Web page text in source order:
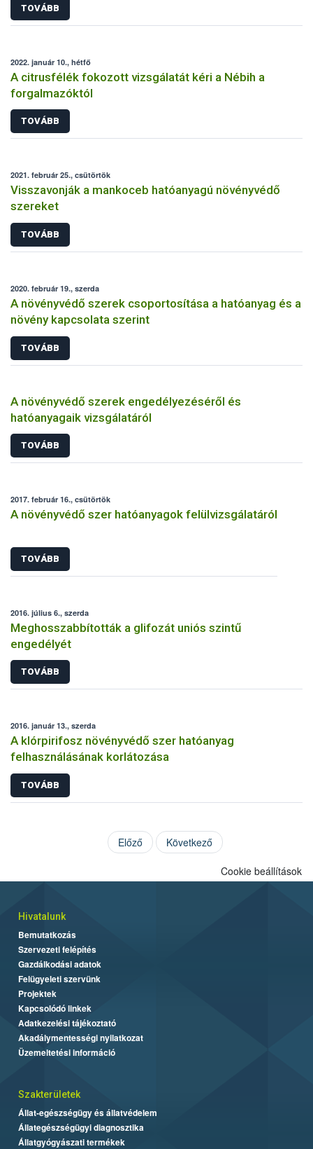
TOVÁBB
2022. január 10., hétfő
A citrusfélék fokozott vizsgálatát kéri a Nébih a
forgalmazóktól
TOVÁBB
2021. február 25., csütörtök
Visszavonják a mankoceb hatóanyagú növényvédő
szereket
TOVÁBB
2020. február 19., szerda
A növényvédő szerek csoportosítása a hatóanyag és a
növény kapcsolata szerint
TOVÁBB
A növényvédő szerek engedélyezéséről és
hatóanyagaik vizsgálatáról
TOVÁBB
2017. február 16., csütörtök
A növényvédő szer hatóanyagok felülvizsgálatáról
TOVÁBB
2016. július 6., szerda
Meghosszabbították a glifozát uniós szintű
engedélyét
TOVÁBB
2016. január 13., szerda
A klórpirifosz növényvédő szer hatóanyag
felhasználásának korlátozása
TOVÁBB
Előző Következő
Cookie beállítások
Hivatalunk
Bemutatkozás
Szervezeti felépítés
Gazdálkodási adatok
Felügyeleti szervünk
Projektek
Kapcsolódó linkek
Adatkezelési tájékoztató
Akadálymentességi nyilatkozat
Üzemeltetési információ
Szakterületek
Állat-egészségügy és állatvédelem
Állategészségügyi diagnosztika
Állatgyógyászati termékek